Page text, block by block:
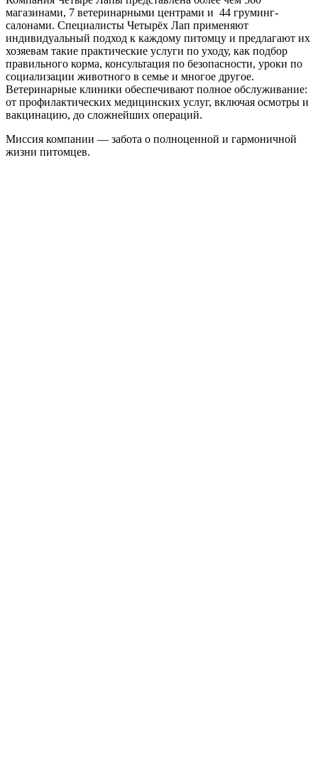
магазинами, 7 ветеринарными центрами и 44 груминг-
салонами. Специалисты Четырёх Лап применяют
индивидуальный подход к каждому питомцу и предлагают их
хозяевам такие практические услуги по уходу, как подбор
правильного корма, консультация по безопасности, уроки по
социализации животного в семье и многое другое.
Ветеринарные клиники обеспечивают полное обслуживание:
от профилактических медицинских услуг, включая осмотры и
вакцинацию, до сложнейших операций.
Миссия компании — забота о полноценной и гармоничной
жизни питомцев.